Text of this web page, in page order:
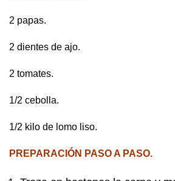
2 papas.
2 dientes de ajo.
2 tomates.
1/2 cebolla.
1/2 kilo de lomo liso.
PREPARACIÓN PASO A PASO.